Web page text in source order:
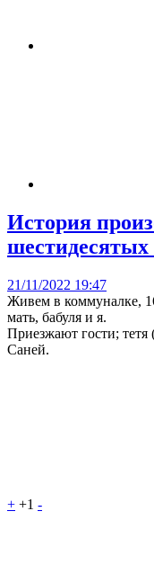
История
шестидесятых
21/11/2022 19:47
Живем в коммуналке,
мать, бабуля и я.
Приезжают гости; тетя
Саней.
+ +1 -